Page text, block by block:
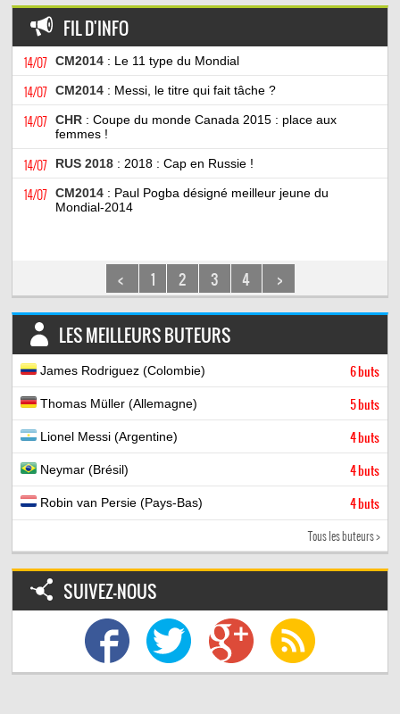
FIL D'INFO
14/07 CM2014 : Le 11 type du Mondial
14/07 CM2014 : Messi, le titre qui fait tâche ?
14/07 CHR : Coupe du monde Canada 2015 : place aux
femmes !
14/07 RUS 2018 : 2018 : Cap en Russie !
14/07 CM2014 : Paul Pogba désigné meilleur jeune du
Mondial-2014
< 1 2 3 4 >
LES MEILLEURS BUTEURS
James Rodriguez (Colombie) 6 buts
Thomas Müller (Allemagne) 5 buts
Lionel Messi (Argentine) 4 buts
Neymar (Brésil) 4 buts
Robin van Persie (Pays-Bas) 4 buts
Tous les buteurs >
SUIVEZ-NOUS